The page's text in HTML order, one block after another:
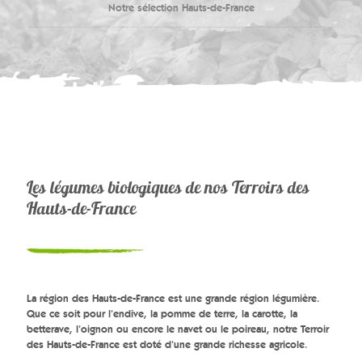
Notre sélection Hauts-de-France
Les légumes biologiques de nos Terroirs des
Hauts-de-France
La région des Hauts-de-France est une grande région légumière.
Que ce soit pour l’endive, la pomme de terre, la carotte, la
betterave, l’oignon ou encore le navet ou le poireau, notre Terroir
des Hauts-de-France est doté d’une grande richesse agricole.